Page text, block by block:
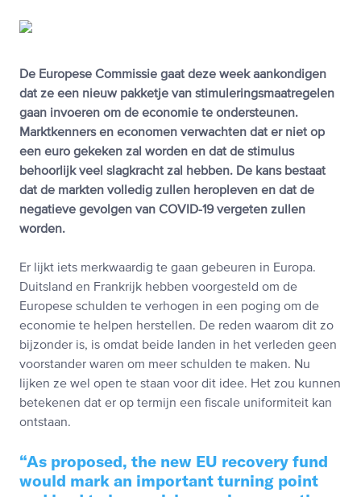
De Europese Commissie gaat deze week aankondigen
dat ze een nieuw pakketje van stimuleringsmaatregelen
gaan invoeren om de economie te ondersteunen.
Marktkenners en economen verwachten dat er niet op
een euro gekeken zal worden en dat de stimulus
behoorlijk veel slagkracht zal hebben. De kans bestaat
dat de markten volledig zullen heropleven en dat de
negatieve gevolgen van COVID-19 vergeten zullen
worden.
Er lijkt iets merkwaardig te gaan gebeuren in Europa.
Duitsland en Frankrijk hebben voorgesteld om de
Europese schulden te verhogen in een poging om de
economie te helpen herstellen. De reden waarom dit zo
bijzonder is, is omdat beide landen in het verleden geen
voorstander waren om meer schulden te maken. Nu
lijken ze wel open te staan voor dit idee. Het zou kunnen
betekenen dat er op termijn een fiscale uniformiteit kan
ontstaan.
As proposed, the new EU recovery fund
would mark an important turning point